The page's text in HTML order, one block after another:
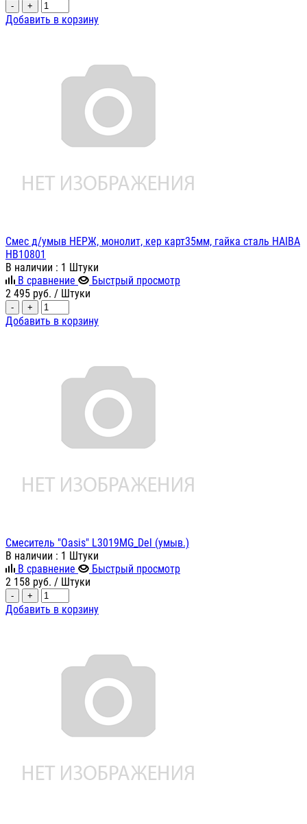
- +
Добавить в корзину
Cмес д/умыв НЕРЖ, монолит, кер карт35мм, гайка сталь HAIBA
HB10801
В наличии : 1 Штуки
В сравнение
Быстрый просмотр
2 495 руб. / Штуки
- +
Добавить в корзину
Смеситель "Oasis" L3019MG_Del (умыв.)
В наличии : 1 Штуки
В сравнение
Быстрый просмотр
2 158 руб. / Штуки
- +
Добавить в корзину